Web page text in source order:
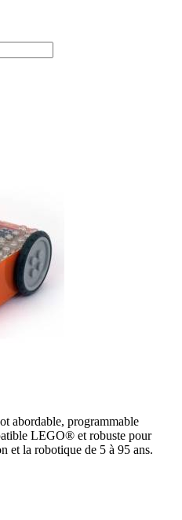
abordable, programmable
LEGO® et robuste pour
et la robotique de 5 à 95 ans.